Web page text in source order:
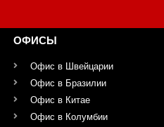
ОФИСЫ
Офис в Швейцарии
Офис в Бразилии
Офис в Китае
Офис в Колумбии